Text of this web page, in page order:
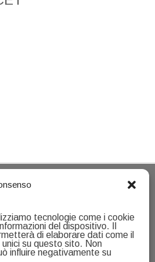
tecnologie come i cookie
del dispositivo. Il
di elaborare dati come il
su questo sito. Non
influire negativamente su
Formazione alla Ricerca
alla ricerca
di Pavia
Pavia